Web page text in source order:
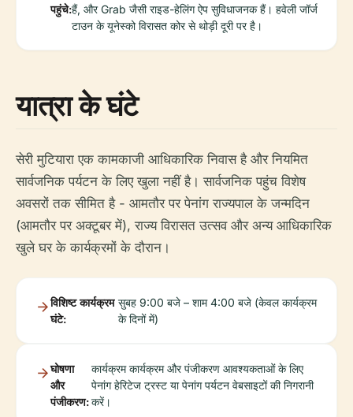
पहुंचे:हैं, और Grab जैसी राइड-हेलिंग ऐप सुविधाजनक हैं। हवेली जॉर्ज
टाउन के यूनेस्को विरासत कोर से थोड़ी दूरी पर है।
यात्रा के घंटे
सेरी मुटियारा एक कामकाजी आधिकारिक निवास है और नियमित
सार्वजनिक पर्यटन के लिए खुला नहीं है। सार्वजनिक पहुंच विशेष
अवसरों तक सीमित है - आमतौर पर पेनांग राज्यपाल के जन्मदिन
(आमतौर पर अक्टूबर में), राज्य विरासत उत्सव और अन्य आधिकारिक
खुले घर के कार्यक्रमों के दौरान।
विशिष्ट कार्यक्रम
घंटे:
सुबह 9:00 बजे – शाम 4:00 बजे (केवल कार्यक्रम
के दिनों में)
घोषणा
और
पंजीकरण:
कार्यक्रम कार्यक्रम और पंजीकरण आवश्यकताओं के लिए
पेनांग हेरिटेज ट्रस्ट या पेनांग पर्यटन वेबसाइटों की निगरानी
करें।